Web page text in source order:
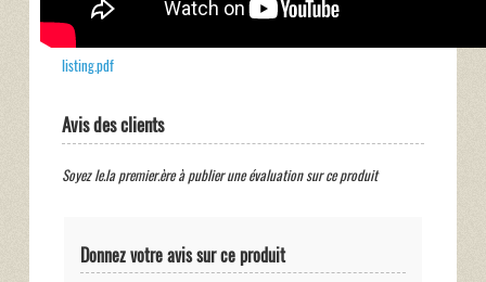
listing.pdf
Avis des clients
Soyez le.la premier.ère à publier une évaluation sur ce produit
Donnez votre avis sur ce produit